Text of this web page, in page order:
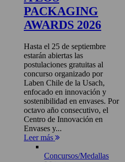
PACKAGING
AWARDS 2026
Hasta el 25 de septiembre
estarán abiertas las
postulaciones gratuitas al
concurso organizado por
Laben Chile de la Usach,
enfocado en innovación y
sostenibilidad en envases. Por
octavo año consecutivo, el
Centro de Innovación en
Envases y...
Leer más
Concursos/Medallas